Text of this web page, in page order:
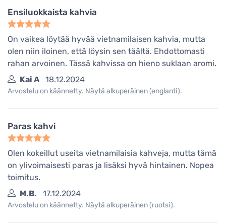
Ensiluokkaista kahvia
On vaikea löytää hyvää vietnamilaisen kahvia, mutta
olen niin iloinen, että löysin sen täältä. Ehdottomasti
rahan arvoinen. Tässä kahvissa on hieno suklaan aromi.
Kai A
18.12.2024
Arvostelu on käännetty. Näytä alkuperäinen (englanti).
Paras kahvi
Olen kokeillut useita vietnamilaisia kahveja, mutta tämä
on ylivoimaisesti paras ja lisäksi hyvä hintainen. Nopea
toimitus.
M.B.
17.12.2024
Arvostelu on käännetty. Näytä alkuperäinen (ruotsi).